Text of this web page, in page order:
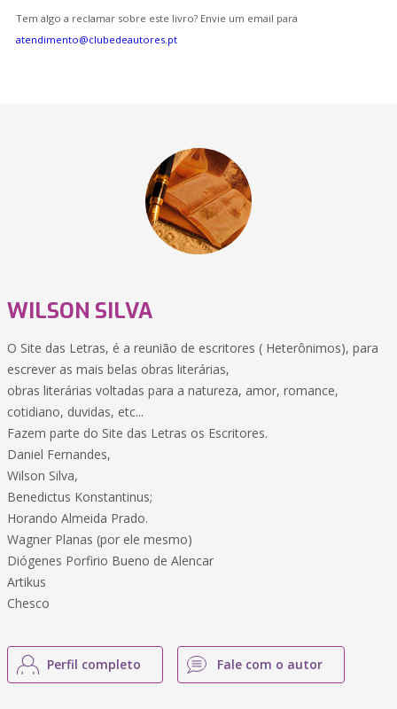
Tem algo a reclamar sobre este livro? Envie um email para
atendimento@clubedeautores.pt
WILSON SILVA
O Site das Letras, é a reunião de escritores ( Heterônimos), para
escrever as mais belas obras literárias,
obras literárias voltadas para a natureza, amor, romance,
cotidiano, duvidas, etc...
Fazem parte do Site das Letras os Escritores.
Daniel Fernandes,
Wilson Silva,
Benedictus Konstantinus;
Horando Almeida Prado.
Wagner Planas (por ele mesmo)
Diógenes Porfirio Bueno de Alencar
Artikus
Chesco
Perfil completo Fale com o autor